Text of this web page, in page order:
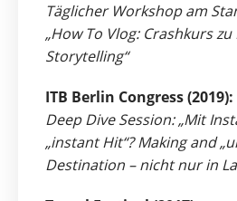
Täglicher Workshop am
„How To Vlog: Crashkurs
Storytelling“
ITB Berlin Congress (2019):
Deep Dive Session: „Mit
„instant Hit“? Making and
Destination – nicht nur in